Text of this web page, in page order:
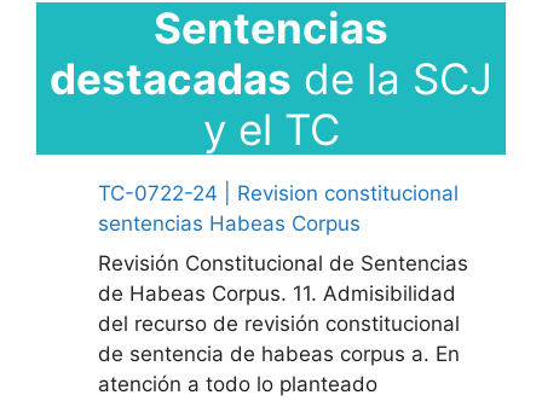
Sentencias
destacadas de la SCJ
y el TC
TC-0722-24 | Revision constitucional
sentencias Habeas Corpus
Revisión Constitucional de Sentencias
de Habeas Corpus. 11. Admisibilidad
del recurso de revisión constitucional
de sentencia de habeas corpus a. En
atención a todo lo planteado